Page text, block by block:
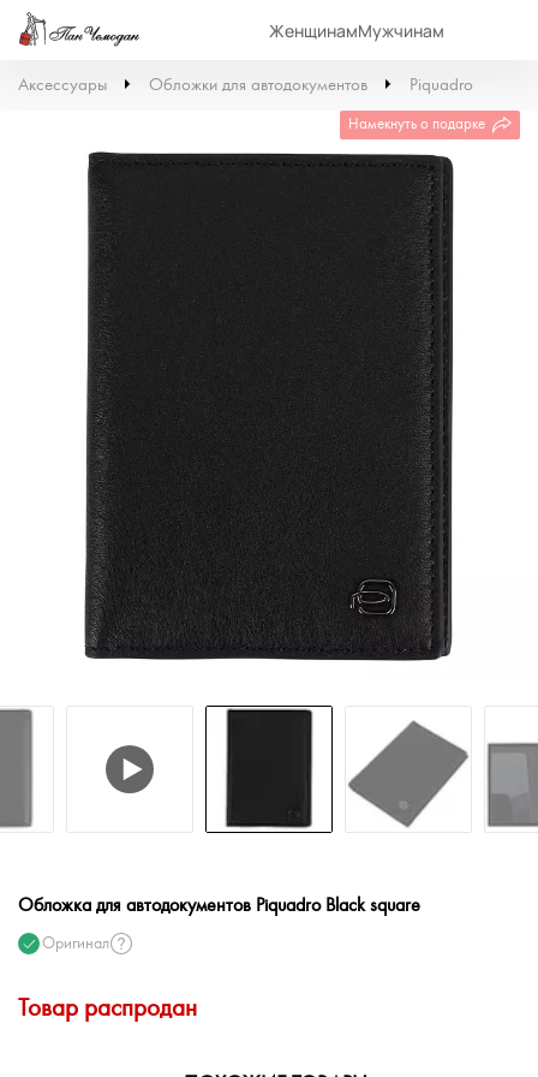
ЖенщинамМужчинам
Аксессуары Обложки для автодокументов Piquadro
Намекнуть о подарке
Обложка для автодокументов Piquadro Black square
Оригинал
Товар распродан